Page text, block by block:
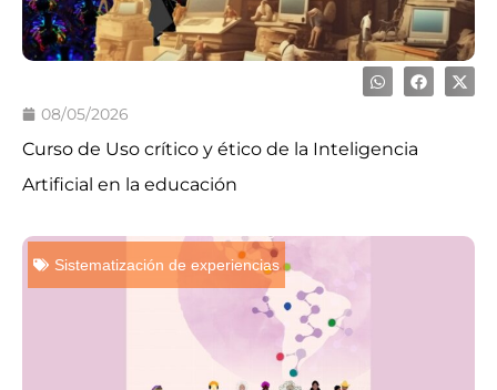
08/05/2026
Curso de Uso crítico y ético de la Inteligencia
Artificial en la educación
Sistematización de experiencias